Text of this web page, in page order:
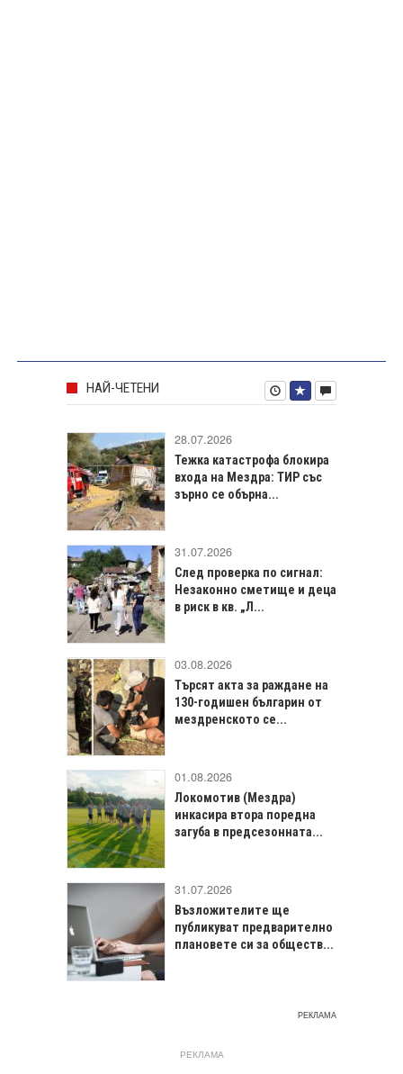
НАЙ-ЧЕТЕНИ
28.07.2026
Тежка катастрофа блокира
входа на Мездра: ТИР със
зърно се обърна...
31.07.2026
След проверка по сигнал:
Незаконно сметище и деца
в риск в кв. „Л...
03.08.2026
Търсят акта за раждане на
130-годишен българин от
мездренското се...
01.08.2026
Локомотив (Мездра)
инкасира втора поредна
загуба в предсезонната...
31.07.2026
Възложителите ще
публикуват предварително
плановете си за обществ...
РЕКЛАМА
РЕКЛАМА